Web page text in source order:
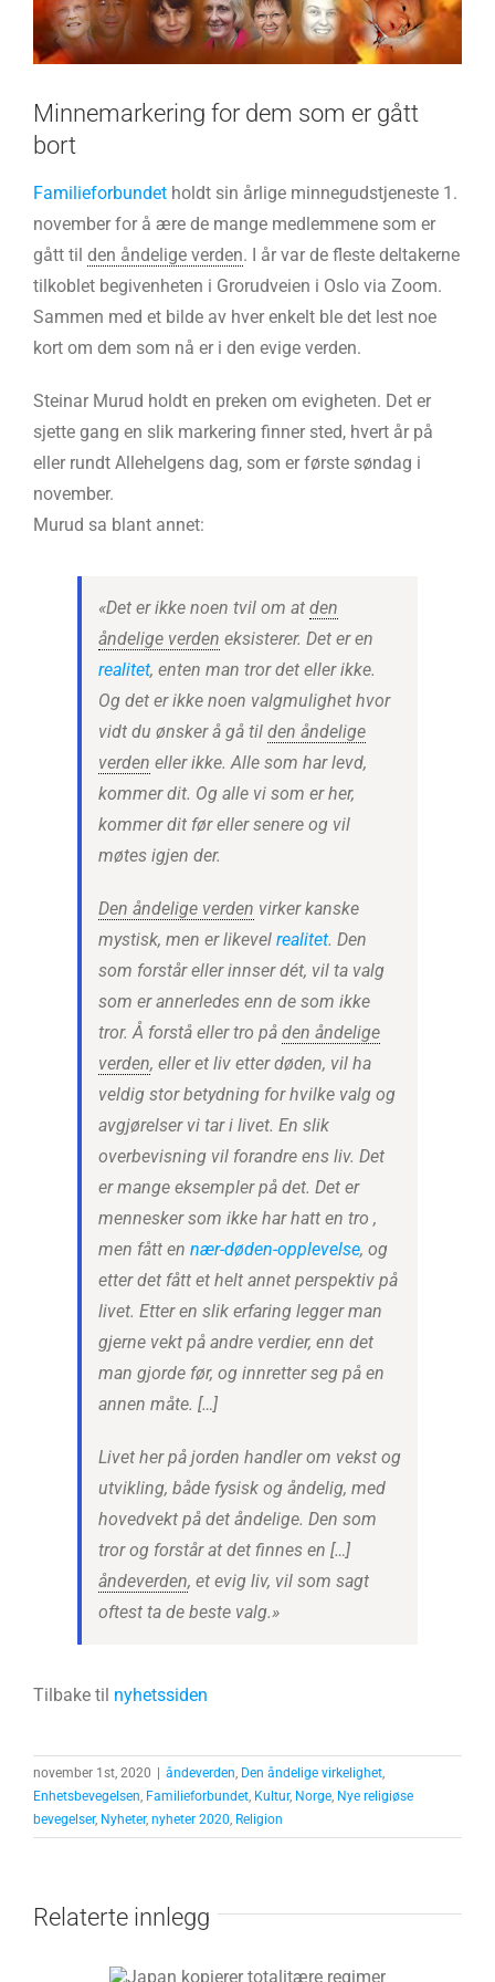
Minnemarkering for dem som er gått
bort
Familieforbundet holdt sin årlige minnegudstjeneste 1.
november for å ære de mange medlemmene som er
gått til den åndelige verden. I år var de fleste deltakerne
tilkoblet begivenheten i Grorudveien i Oslo via Zoom.
Sammen med et bilde av hver enkelt ble det lest noe
kort om dem som nå er i den evige verden.
Steinar Murud holdt en preken om evigheten. Det er
sjette gang en slik markering finner sted, hvert år på
eller rundt Allehelgens dag, som er første søndag i
november.
Murud sa blant annet:
«Det er ikke noen tvil om at den
åndelige verden eksisterer. Det er en
realitet, enten man tror det eller ikke.
Og det er ikke noen valgmulighet hvor
vidt du ønsker å gå til den åndelige
verden eller ikke. Alle som har levd,
kommer dit. Og alle vi som er her,
kommer dit før eller senere og vil
møtes igjen der.
Den åndelige verden virker kanske
mystisk, men er likevel realitet. Den
som forstår eller innser dét, vil ta valg
som er annerledes enn de som ikke
tror. Å forstå eller tro på den åndelige
verden, eller et liv etter døden, vil ha
veldig stor betydning for hvilke valg og
avgjørelser vi tar i livet. En slik
overbevisning vil forandre ens liv. Det
er mange eksempler på det. Det er
mennesker som ikke har hatt en tro ,
men fått en nær-døden-opplevelse, og
etter det fått et helt annet perspektiv på
livet. Etter en slik erfaring legger man
gjerne vekt på andre verdier, enn det
man gjorde før, og innretter seg på en
annen måte. […]
Livet her på jorden handler om vekst og
utvikling, både fysisk og åndelig, med
hovedvekt på det åndelige. Den som
tror og forstår at det finnes en […]
åndeverden, et evig liv, vil som sagt
oftest ta de beste valg.»
Tilbake til nyhetssiden
november 1st, 2020 | åndeverden Den åndelige virkelighet
Enhetsbevegelsen Familieforbundet Kultur, Norge Nye religiøse
bevegelser, Nyheter, nyheter 2020 Religion
Relaterte innlegg